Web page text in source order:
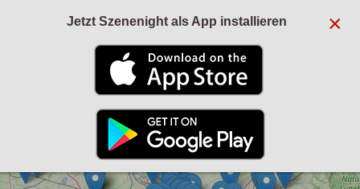
×
Jetzt Szenenight als App installieren